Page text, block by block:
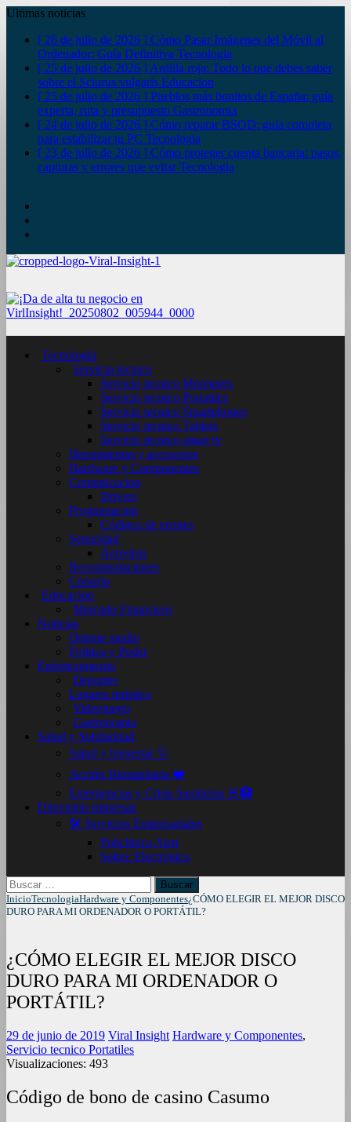
Ultimas noticias
[ 26 de julio de 2026 ] Cómo Pasar Imágenes del Móvil al
Ordenador: Guía Definitiva Tecnologia
[ 25 de julio de 2026 ] Ardilla roja: Todo lo que debes saber
sobre el Sciurus vulgaris Educacion
[ 25 de julio de 2026 ] Pueblos más bonitos de España: guía
experta, ruta y presupuesto Gastronomia
[ 24 de julio de 2026 ] Cómo reparar BSOD: guía completa
para estabilizar tu PC Tecnologia
[ 23 de julio de 2026 ] Cómo proteger cuenta bancaria: pasos,
capturas y errores que evitarTecnologia
Tecnología
Servicio tecnico
Servicio tecnico Monitores
Servicio tecnico Portatiles
Servicio tecnico Smartphones
Servicio tecnico Tablets
Servicio tecnico smart tv
Herramientas y accesorios
Hardware y Componentes
Comunicacion
Drivers
Programacion
Códigos de errores
Seguridad
Antivirus
Recomendaciones
Consejo
Educacion
Mercado Financiero
Noticias
Oriente medio
Politica y Poder
Entretenimiento
Deportes
Lugares turístico
Videojuego
Gastronomia
Salud y Solidaridad
Salud y bienestar 🩺
Acción Humanitaria ❤️
Emergencias y Crisis Sanitarias 🚨🏥
Directorio empresas
🛠️ Servicios Empresariales
Policlinica Alen
Soltec Electrónica
Buscar:
InicioTecnologiaHardware y Componentes¿CÓMO ELEGIR EL MEJOR DISCO
DURO PARA MI ORDENADOR O PORTÁTIL?
¿CÓMO ELEGIR EL MEJOR DISCO
DURO PARA MI ORDENADOR O
PORTÁTIL?
29 de junio de 2019 Viral Insight Hardware y Componentes,
Servicio tecnico Portatiles
Visualizaciones: 493
Código de bono de casino Casumo